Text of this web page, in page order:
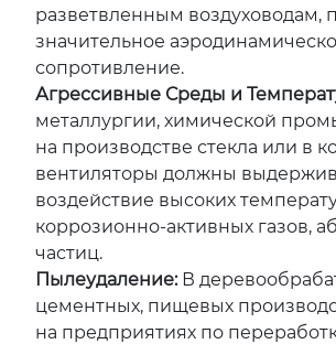
разветвленным воздуховодам,
значительное
сопротивление.
Агрессивные Среды и
металлургии, химической
на производстве стекла или в
вентиляторы должны
воздействие высоких
коррозионно-активных газов,
частиц.
Пылеудаление:В
цементных, пищевых
на предприятиях по